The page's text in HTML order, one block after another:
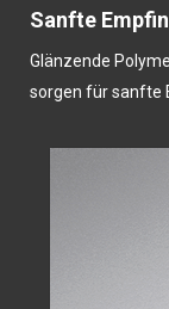
Sanfte
Glänzende
sorgen für sanfte